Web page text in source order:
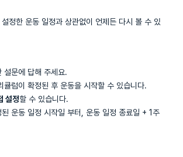
정한 운동 일정과 상관없이 언제든 다시 볼 수 있
설문에 답해 주세요.
큘럼이 확정된 후 운동을 시작할 수 있습니다.
설정할 수 있습니다.
된 운동 일정 시작일 부터, 운동 일정 종료일 + 1주